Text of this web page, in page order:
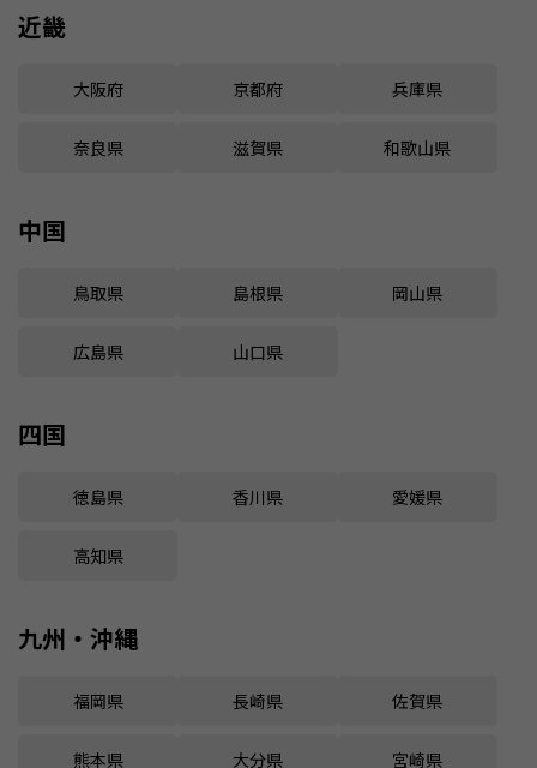
近畿
大阪府 京都府 兵庫県
奈良県 滋賀県 和歌山県
中国
鳥取県 島根県 岡山県
広島県 山口県
四国
徳島県 香川県 愛媛県
高知県
九州・沖縄
福岡県 長崎県 佐賀県
熊本県 大分県 宮崎県